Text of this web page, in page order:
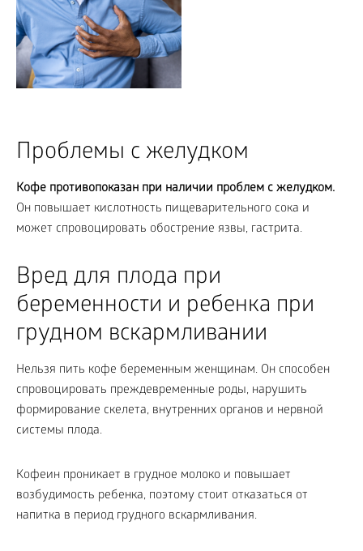
Проблемы с желудком
Кофе противопоказан при наличии проблем с желудком.
Он повышает кислотность пищеварительного сока и
может спровоцировать обострение язвы, гастрита.
Вред для плода при
беременности и ребенка при
грудном вскармливании
Нельзя пить кофе беременным женщинам. Он способен
спровоцировать преждевременные роды, нарушить
формирование скелета, внутренних органов и нервной
системы плода.
Кофеин проникает в грудное молоко и повышает
возбудимость ребенка, поэтому стоит отказаться от
напитка в период грудного вскармливания.